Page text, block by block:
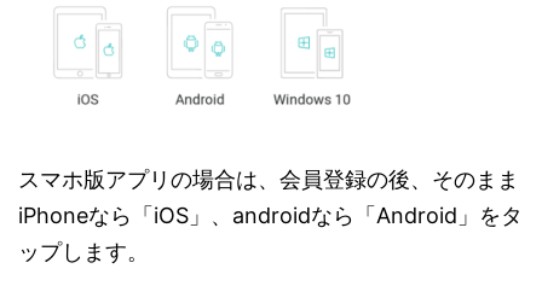
スマホ版アプリの場合は、会員登録の後、そのまま
iPhoneなら「iOS」、androidなら「Android」をタ
ップします。